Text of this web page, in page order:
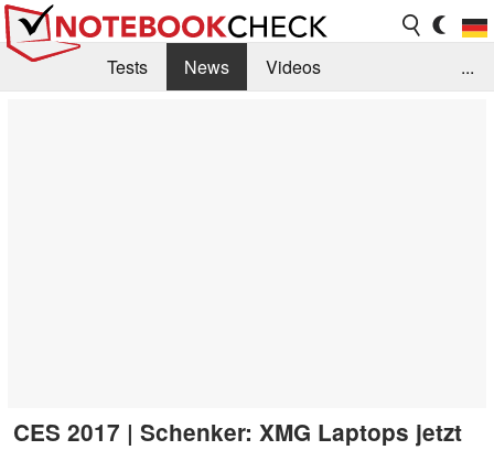
Tests News
Videos
...
CES 2017 | Schenker: XMG Laptops jetzt